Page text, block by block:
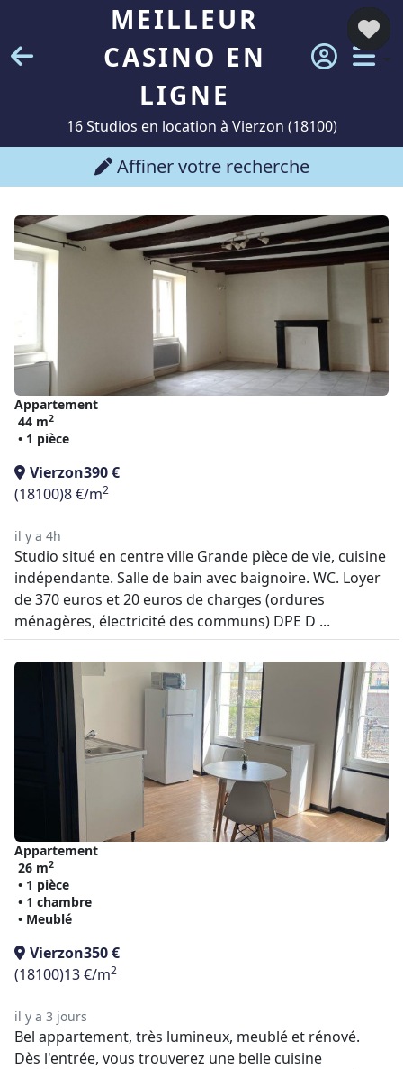
MEILLEUR
CASINO EN
LIGNE
16 Studios en location à Vierzon (18100)
Affiner votre recherche
Appartement
44 m2
• 1 pièce
Vierzon390 €
(18100)8 €/m2
il y a 4h
Studio situé en centre ville Grande pièce de vie, cuisine
indépendante. Salle de bain avec baignoire. WC. Loyer
de 370 euros et 20 euros de charges (ordures
ménagères, électricité des communs) DPE D ...
Appartement
26 m2
• 1 pièce
• 1 chambre
• Meublé
Vierzon350 €
(18100)13 €/m2
il y a 3 jours
Bel appartement, très lumineux, meublé et rénové.
Dès l'entrée, vous trouverez une belle cuisine